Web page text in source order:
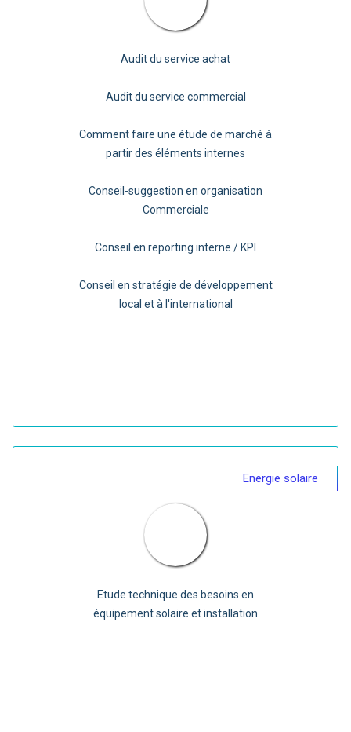
Audit du service achat
Audit du service commercial
Comment faire une étude de marché à
partir des éléments internes
Conseil-suggestion en organisation
Commerciale
Conseil en reporting interne / KPI
Conseil en stratégie de développement
local et à l'international
Energie solaire
Etude technique des besoins en
équipement solaire et installation